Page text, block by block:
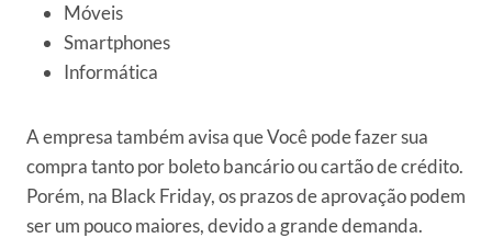
Móveis
Smartphones
Informática
A empresa também avisa que Você pode fazer sua
compra tanto por boleto bancário ou cartão de crédito.
Porém, na Black Friday, os prazos de aprovação podem
ser um pouco maiores, devido a grande demanda.